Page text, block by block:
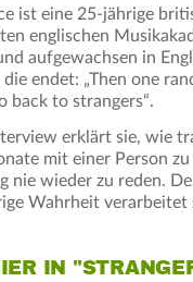
ist eine 25-jährige
englischen
aufgewachsen in
die endet: „Then one
back to strangers“.
erklärt sie, wie
mit einer Person
nie wieder zu reden.
Wahrheit
IN